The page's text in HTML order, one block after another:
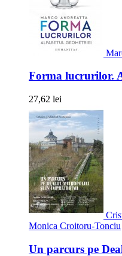
Forma lucrurilor.
27,62 lei
Monica Croitoru-Tonciu
Un parcurs pe